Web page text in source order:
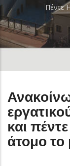
Πέντε
και
άτομο το